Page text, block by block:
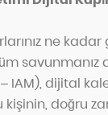
ne kadar
savunmanız
dijital
kişinin, doğru